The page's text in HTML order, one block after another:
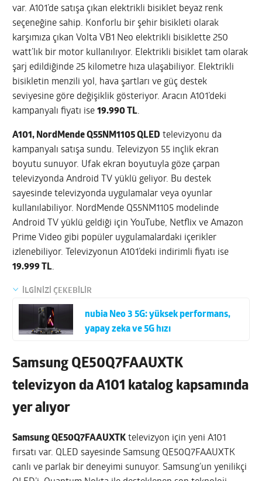
var. A101’de satışa çıkan elektrikli bisiklet beyaz renk
seçeneğine sahip. Konforlu bir şehir bisikleti olarak
karşımıza çıkan Volta VB1 Neo elektrikli bisiklette 250
watt’lık bir motor kullanılıyor. Elektrikli bisiklet tam olarak
şarj edildiğinde 25 kilometre hıza ulaşabiliyor. Elektrikli
bisikletin menzili yol, hava şartları ve güç destek
seviyesine göre değişiklik gösteriyor. Aracın A101’deki
kampanyalı fiyatı ise19.990 TL.
A101, NordMende Q55NM1105 QLED televizyonu da
kampanyalı satışa sundu. Televizyon 55 inçlik ekran
boyutu sunuyor. Ufak ekran boyutuyla göze çarpan
televizyonda Android TV yüklü geliyor. Bu destek
sayesinde televizyonda uygulamalar veya oyunlar
kullanılabiliyor. NordMende Q55NM1105 modelinde
Android TV yüklü geldiği için YouTube, Netflix ve Amazon
Prime Video gibi popüler uygulamalardaki içerikler
izlenebiliyor. Televizyonun A101’deki indirimli fiyatı ise
19.999 TL.
İLGİNİZİ ÇEKEBİLİR
nubia Neo 3 5G: yüksek performans,
yapay zeka ve 5G hızı
Samsung QE50Q7FAAUXTK
televizyon da A101 katalog kapsamında
yer alıyor
Samsung QE50Q7FAAUXTK televizyon için yeni A101
fırsatı var. QLED sayesinde Samsung QE50Q7FAAUXTK
canlı ve parlak bir deneyimi sunuyor. Samsung’un yenilikçi